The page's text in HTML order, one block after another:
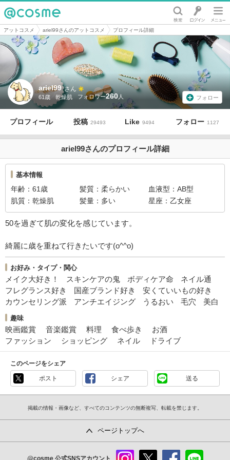
@cosme
アットコスメ ariel99さんのアットコスメ プロフィール詳細
ariel99 さん
61歳 乾燥肌 260 フォロー
プロフィール 投稿 29493 Like 9494 フォロー 1127
ariel99さんのプロフィール詳細
基本情報
年齢 61歳 髪質 柔らかい 血液型
AB型
肌質
乾燥肌 髪量 多い 星座 乙女座
50を過ぎて肌の変化を感じています。
綺麗に歳を重ねて行きたいです(o^^o)
お好み・タイプ・関心
メイク大好き！ スキンケアの鬼 ボディケア命
ネイル通
フレグランス好き
国産ブランド好き
安くていいもの好き
カウンセリング派
アンチエイジング うるおい 毛穴 美白
趣味
映画鑑賞 音楽鑑賞 料理 食べ歩き
お酒
ファッション
ショッピング ネイル ドライブ
このページをシェア
ポスト シェア 送る
掲載の情報・画像など、すべてのコンテンツの無断複写、転載を禁じます。
ページトップへ